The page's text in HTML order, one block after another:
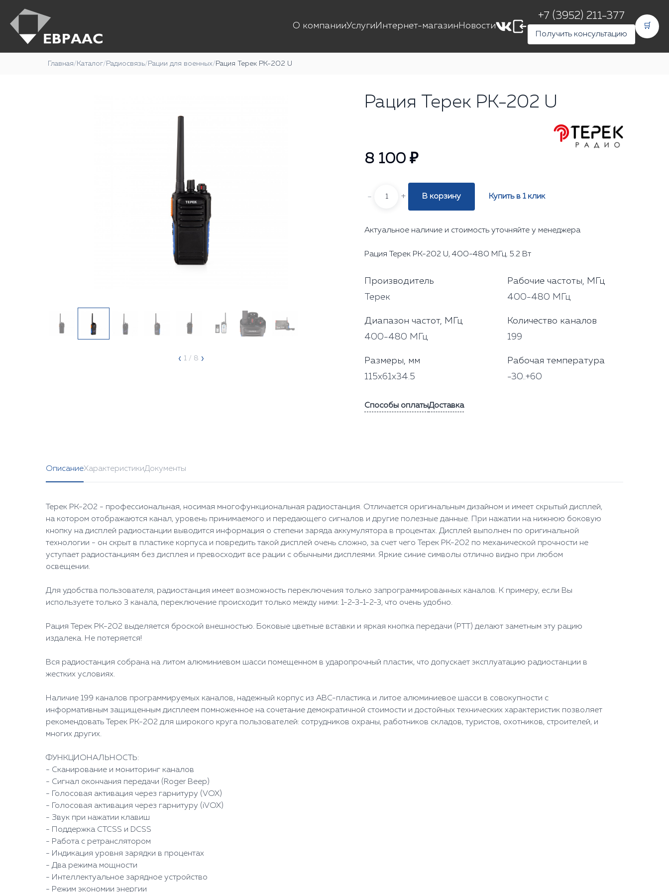
О компанииУслуги Интернет-магазин Новости
+7 (3952) 211-377
Получить консультацию
🛒
Главная/ Каталог/ Радиосвязь/ Рации для военных/ Рация Терек РК-202 U
‹ 1 / 8 ›
Рация Терек РК-202 U
8 100 ₽
- + В корзину Купить в 1 клик
Актуальное наличие и стоимость уточняйте у менеджера
Рация Терек РК-202 U, 400-480 МГц. 5.2 Вт
Производитель
Терек
Рабочие частоты, МГц
400-480 МГц
Диапазон частот, МГц
400-480 МГц
Количество каналов
199
Размеры, мм
115x61x34.5
Рабочая температура
-30..+60
Способы оплатыДоставка
ОписаниеХарактеристикиДокументы
Терек РК-202 - профессиональная, носимая многофункциональная радиостанция. Отличается оригинальным дизайном и имеет скрытый дисплей,
на котором отображаются канал, уровень принимаемого и передающего сигналов и другие полезные данные. При нажатии на нижнюю боковую
кнопку на дисплей радиостанции выводится информация о степени заряда аккумулятора в процентах. Дисплей выполнен по оригинальной
технологии - он скрыт в пластике корпуса и повредить такой дисплей очень сложно, за счет чего Терек РК-202 по механической прочности не
уступает радиостанциям без дисплея и превосходит все рации с обычными дисплеями. Яркие синие символы отлично видно при любом
освещении.
Для удобства пользователя, радиостанция имеет возможность переключения только запрограммированных каналов. К примеру, если Вы
используете только 3 канала, переключение происходит только между ними: 1-2-3-1-2-3, что очень удобно.
Рация Терек РК-202 выделяется броской внешностью. Боковые цветные вставки и яркая кнопка передачи (РТТ) делают заметным эту рацию
издалека. Не потеряется!
Вся радиостанция собрана на литом алюминиевом шасси помещенном в ударопрочный пластик, что допускает эксплуатацию радиостанции в
жестких условиях.
Наличие 199 каналов программируемых каналов, надежный корпус из АВС-пластика и литое алюминиевое шасси в совокупности с
информативным защищенным дисплеем помноженное на сочетание демократичной стоимости и достойных технических характеристик позволяет
рекомендовать Терек РК-202 для широкого круга пользователей: сотрудников охраны, работников складов, туристов, охотников, строителей, и
многих других.
ФУНКЦИОНАЛЬНОСТЬ:
- Сканирование и мониторинг каналов
- Сигнал окончания передачи (Roger Beep)
- Голосовая активация через гарнитуру (VOX)
- Голосовая активация через гарнитуру (iVOX)
- Звук при нажатии клавиш
- Поддержка CTCSS и DCSS
- Работа с ретранслятором
- Индикация уровня зарядки в процентах
- Два режима мощности
- Интеллектуальное зарядное устройство
- Режим экономии энергии